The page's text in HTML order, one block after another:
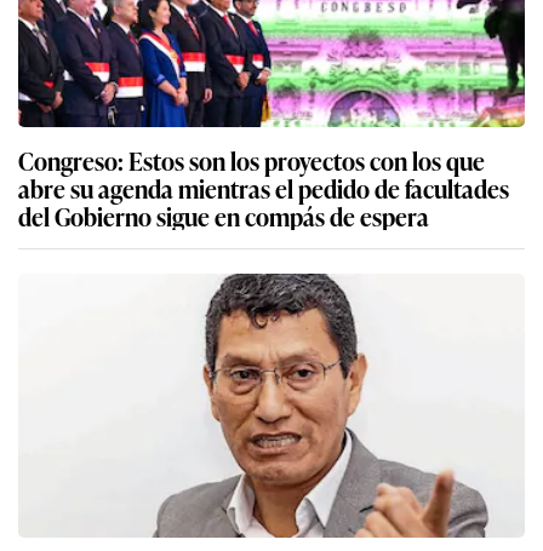
Congreso: Estos son los proyectos con los que
abre su agenda mientras el pedido de facultades
del Gobierno sigue en compás de espera